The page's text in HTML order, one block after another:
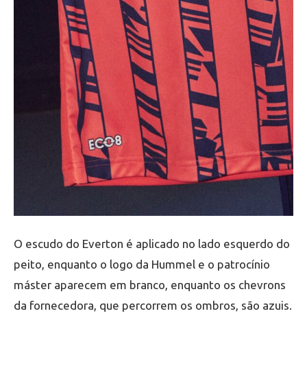
O escudo do Everton é aplicado no lado esquerdo do
peito, enquanto o logo da Hummel e o patrocínio
máster aparecem em branco, enquanto os chevrons
da fornecedora, que percorrem os ombros, são azuis.